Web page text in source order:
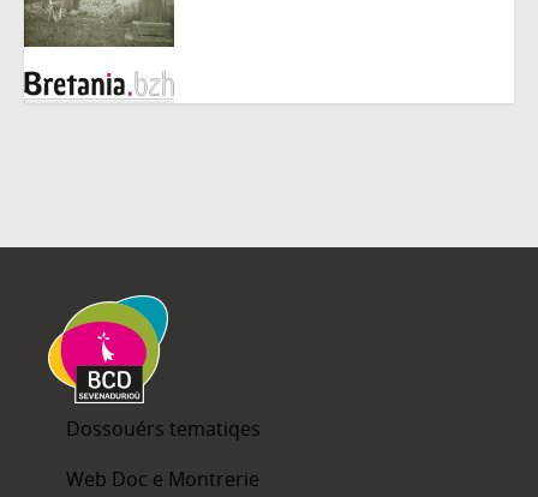
Dossouérs tematiqes
Web Doc e Montrerie